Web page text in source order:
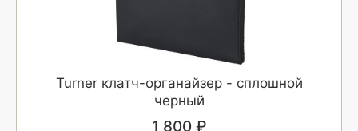
Turner клатч-органайзер - сплошной
черный
1 800 ₽